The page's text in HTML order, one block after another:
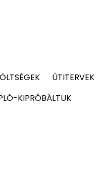
ÚTITERVEK
KIPRÓBÁLTUK